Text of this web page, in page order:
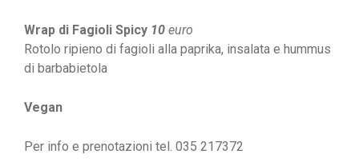
Wrap di Fagioli Spicy 10 euro
Rotolo ripieno di fagioli alla paprika, insalata e hummus
di barbabietola
Vegan
Per info e prenotazioni tel. 035 217372